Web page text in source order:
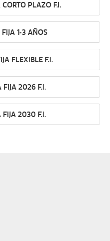
PLAZO F.I.
1-3 AÑOS
FLEXIBLE F.I.
FIJA 2026 F.I.
FIJA 2030 F.I.